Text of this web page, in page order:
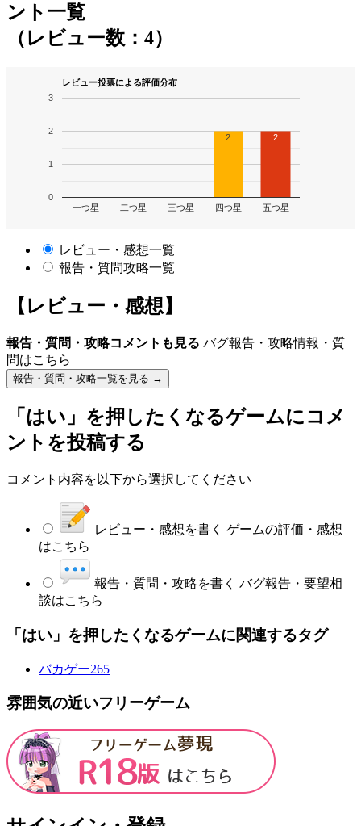
ント一覧
（レビュー数：4）
レビュー投票による評価分布
一つ星 二つ星 三つ星 四つ星 五つ星
0
1
2
3
2 2
レビュー・感想一覧
報告・質問攻略一覧
【レビュー・感想】
報告・質問・攻略コメントも見る バグ報告・攻略情報・質
問はこちら
報告・質問・攻略一覧を見る →
「はい」を押したくなるゲームにコメ
ントを投稿する
コメント内容を以下から選択してください
レビュー・感想を書く ゲームの評価・感想
はこちら
報告・質問・攻略を書く バグ報告・要望相
談はこちら
「はい」を押したくなるゲームに関連するタグ
バカゲー265
雰囲気の近いフリーゲーム